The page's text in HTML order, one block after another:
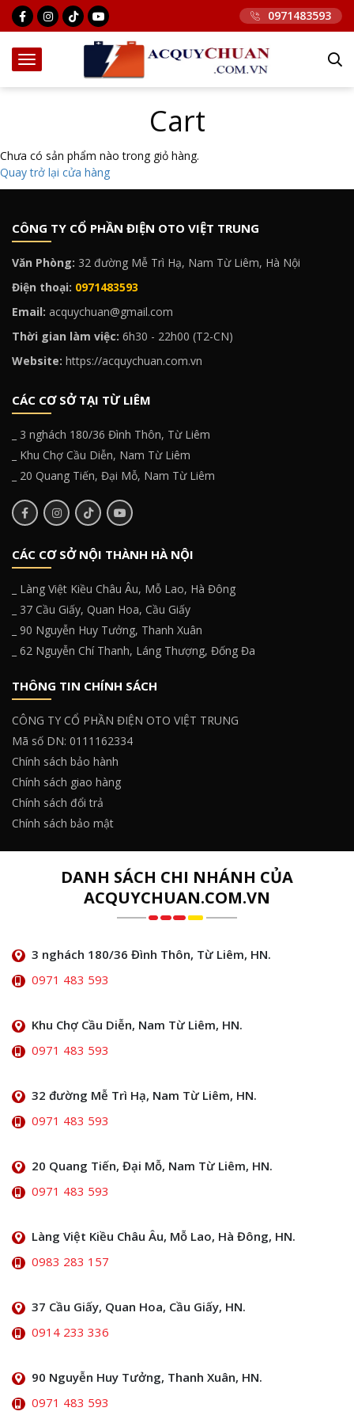
0971483593
Cart
Chưa có sản phẩm nào trong giỏ hàng.
Quay trở lại cửa hàng
CÔNG TY CỔ PHẦN ĐIỆN OTO VIỆT TRUNG
Văn Phòng: 32 đường Mễ Trì Hạ, Nam Từ Liêm, Hà Nội
Điện thoại: 0971483593
Email: acquychuan@gmail.com
Thời gian làm việc: 6h30 - 22h00 (T2-CN)
Website: https://acquychuan.com.vn
CÁC CƠ SỞ TẠI TỪ LIÊM
_ 3 nghách 180/36 Đình Thôn, Từ Liêm
_ Khu Chợ Cầu Diễn, Nam Từ Liêm
_ 20 Quang Tiến, Đại Mỗ, Nam Từ Liêm
CÁC CƠ SỞ NỘI THÀNH HÀ NỘI
_ Làng Việt Kiều Châu Âu, Mỗ Lao, Hà Đông
_ 37 Cầu Giấy, Quan Hoa, Cầu Giấy
_ 90 Nguyễn Huy Tưởng, Thanh Xuân
_ 62 Nguyễn Chí Thanh, Láng Thượng, Đống Đa
THÔNG TIN CHÍNH SÁCH
CÔNG TY CỔ PHẦN ĐIỆN OTO VIỆT TRUNG
Mã số DN: 0111162334
Chính sách bảo hành
Chính sách giao hàng
Chính sách đổi trả
Chính sách bảo mật
DANH SÁCH CHI NHÁNH CỦA
ACQUYCHUAN.COM.VN
3 nghách 180/36 Đình Thôn, Từ Liêm, HN.
0971 483 593
Khu Chợ Cầu Diễn, Nam Từ Liêm, HN.
0971 483 593
32 đường Mễ Trì Hạ, Nam Từ Liêm, HN.
0971 483 593
20 Quang Tiến, Đại Mỗ, Nam Từ Liêm, HN.
0971 483 593
Làng Việt Kiều Châu Âu, Mỗ Lao, Hà Đông, HN.
0983 283 157
37 Cầu Giấy, Quan Hoa, Cầu Giấy, HN.
0914 233 336
90 Nguyễn Huy Tưởng, Thanh Xuân, HN.
0971 483 593